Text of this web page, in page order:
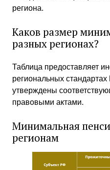
региона.
Каков размер
разных регионах?
Таблица предоставляет
региональных
утверждены
правовыми актами.
Минимальная
регионам